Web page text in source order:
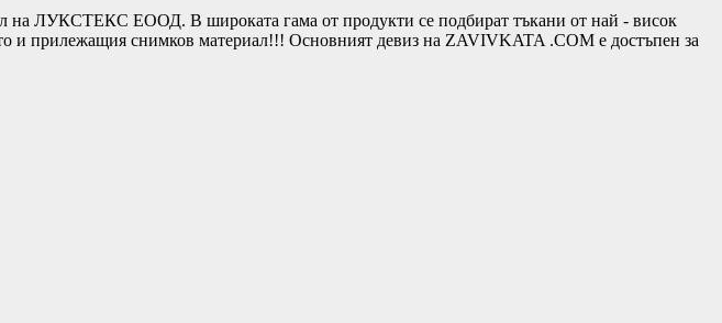
ЛУКСТЕКС ЕООД. В широката гама от продукти се подбират тъкани от най - висок
и прилежащия снимков материал!!! Основният девиз на ZAVIVKATA .COM е достъпен за